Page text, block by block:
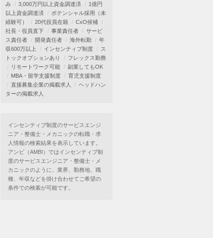
み
3,000万円以上資金調達済
1億円
以上資金調達済
ポテンシャル採用（未
経験可）
20代役員在籍
CxO候補
社長・役員直下
事業責任者
サービ
ス責任者
開発責任者 海外転勤
年
収600万以上
インセンティブ制度
ス
トックオプションあり
フレックス勤務
リモートワーク可能
副業してもOK
MBA・留学支援制度
育児支援制度
直接募集企業の掲載求人
ヘッドハン
ターの掲載求人
インセンティブ制度のサービスエンジ
ニア・整備士・メカニックの転職・求
人情報の検索結果を表示しています。
アンビ（AMBI）ではインセンティブ制
度のサービスエンジニア・整備士・メ
カニックのように、業界、勤務地、職
種、年収などを掛け合わせてご希望の
条件での検索が可能です。